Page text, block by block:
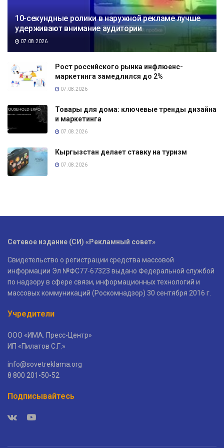
10-секундные ролики в наружной рекламе лучше
удерживают внимание аудитории
07.08.2026
Рост российского рынка инфлюенс-
маркетинга замедлился до 2%
07.08.2026
Товары для дома: ключевые тренды дизайна
и маркетинга
07.08.2026
Кыргызстан делает ставку на туризм
07.08.2026
Сетевое издание (СИ) «Рекламный совет»
Свидетельство о регистрации средства массовой
информации Эл №ФС77-67323 выдано Федеральной службой
по надзору в сфере связи, информационных технологий и
массовых коммуникаций (Роскомнадзор) 30 сентября 2016 г.
Учредители
ООО «ИМА. Пресс-Центр»
ИП «Пилатов С.Г.»
info@sovetreklama.org
8 800 201-50-52
Подписывайтесь